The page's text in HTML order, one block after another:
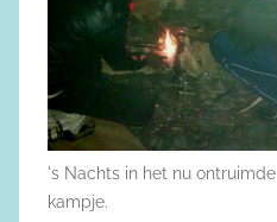
's Nachts in het nu ontruimde
kampje.